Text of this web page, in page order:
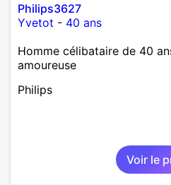
Philips3627
Yvetot - 40 ans
Homme célibataire de 40
amoureuse
Philips
Voir le